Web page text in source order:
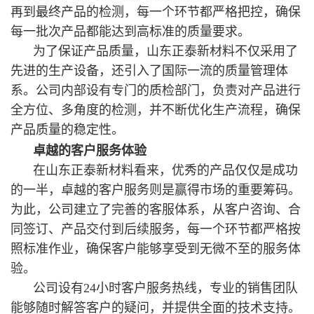
再到最终产品的检测，每一个环节都严格把控，确保
每一批次产品都能达到高标准的质量要求。
为了保证产品质量，山东正泰新材料不仅采用了
先进的生产设备，还引入了国际一流的质量管理体
系。公司内部设有专门的质检部门，负责对产品进行
全方位、多角度的检测，并不断优化生产流程，确保
产品质量的稳定性。
卓越的客户服务体验
在山东正泰新材料看来，优秀的产品仅仅是成功
的一半，卓越的客户服务则是赢得市场的重要筹码。
为此，公司建立了完善的客服体系，从客户咨询、合
同签订、产品交付到后续服务，每一个环节都严格按
照标准作业，确保客户能够享受到无微不至的服务体
验。
公司设有24小时客户服务热线，专业的销售团队
能够随时解答客户的疑问，并提供全面的技术支持。